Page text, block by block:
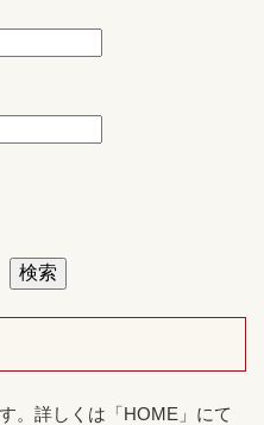
検索
。詳しくは「HOME」にて